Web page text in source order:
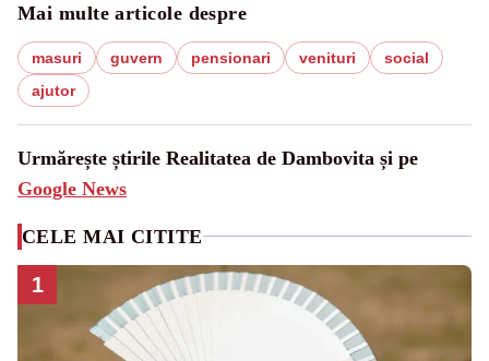
Mai multe articole despre
masuri guvern pensionari venituri
social
ajutor
Urmărește știrile Realitatea de Dambovita și pe
Google News
CELE MAI CITITE
1